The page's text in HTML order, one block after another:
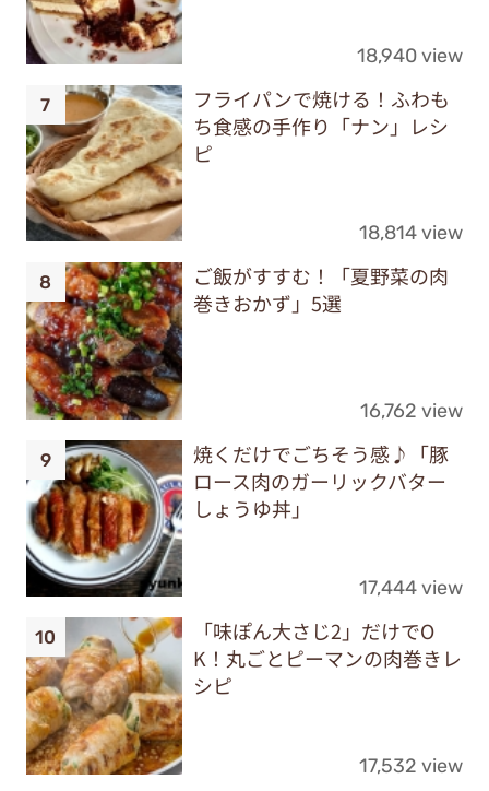
18,940 view
フライパンで焼ける！ふわも
ち食感の手作り「ナン」レシ
ピ
18,814 view
ご飯がすすむ！「夏野菜の肉
巻きおかず」5選
16,762 view
焼くだけでごちそう感♪「豚
ロース肉のガーリックバター
しょうゆ丼」
17,444 view
「味ぽん大さじ2」だけでO
K！丸ごとピーマンの肉巻きレ
シピ
17,532 view